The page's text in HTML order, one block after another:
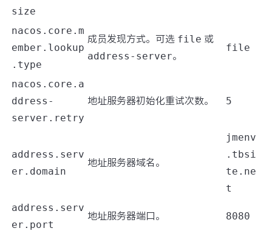
size
nacos.core.m
ember.lookup
.type
成员发现方式。可选 file 或
address-server。
file
nacos.core.a
ddress-
server.retry
地址服务器初始化重试次数。 5
address.serv
er.domain
地址服务器域名。
jmenv
.tbsi
te.ne
t
address.serv
er.port
地址服务器端口。 8080